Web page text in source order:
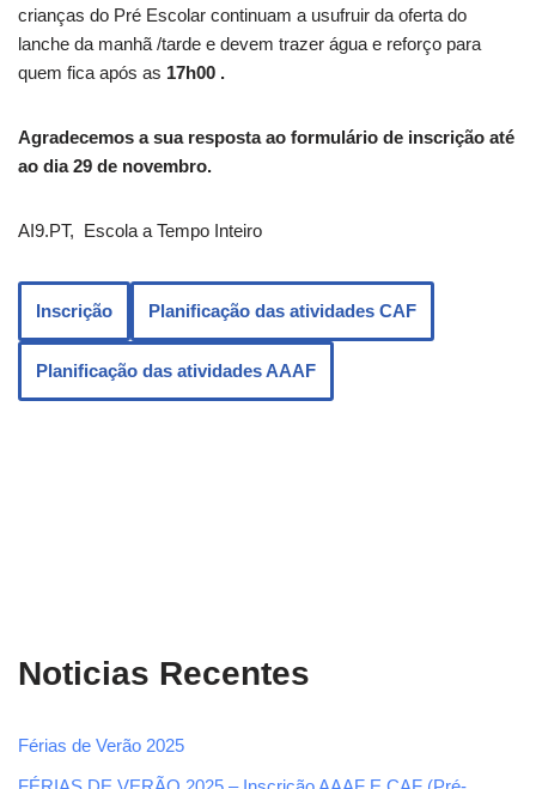
crianças do Pré Escolar continuam a usufruir da oferta do
lanche da manhã /tarde e devem trazer água e reforço para
quem fica após as 17h00 .
Agradecemos a sua resposta ao formulário de inscrição até
ao dia 29 de novembro.
AI9.PT, Escola a Tempo Inteiro
Inscrição Planificação das atividades CAF
Planificação das atividades AAAF
Noticias Recentes
Férias de Verão 2025